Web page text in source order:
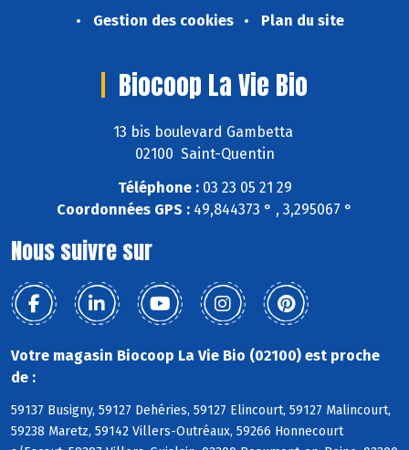
Gestion des cookies
Plan du site
Biocoop La Vie Bio
13 bis boulevard Gambetta
02100 Saint-Quentin
Téléphone :03 23 05 21 29
Coordonnées GPS : 49,844373 ° , 3,295067 °
Nous suivre sur
Votre magasin Biocoop La Vie Bio (02100) est proche
de :
59137 Busigny, 59127 Dehéries, 59127 Elincourt, 59127 Malincourt,
59238 Maretz, 59142 Villers-Outréaux, 59266 Honnecourt